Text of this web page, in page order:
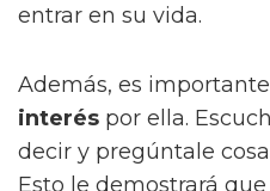
entrar en su vida.
Además, es
interés por ella.
decir y pregúntale
Esto le demostrará